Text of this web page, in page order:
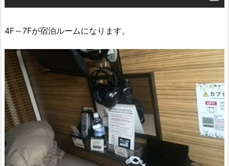
4F～7Fが宿泊ルームになります。